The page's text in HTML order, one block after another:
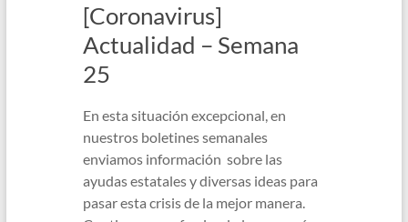
[Coronavirus]
Actualidad – Semana
25
En esta situación excepcional, en
nuestros boletines semanales
enviamos información sobre las
ayudas estatales y diversas ideas para
pasar esta crisis de la mejor manera.